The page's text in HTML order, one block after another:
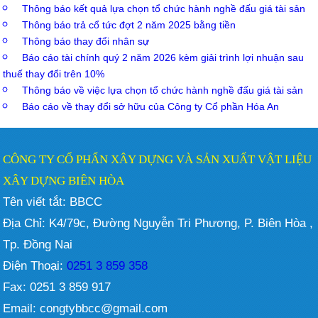
Thông báo kết quả lựa chọn tổ chức hành nghề đấu giá tài sản
Thông báo trả cổ tức đợt 2 năm 2025 bằng tiền
Thông báo thay đổi nhân sự
Báo cáo tài chính quý 2 năm 2026 kèm giải trình lợi nhuận sau
thuế thay đổi trên 10%
Thông báo về việc lựa chọn tổ chức hành nghề đấu giá tài sản
Báo cáo về thay đổi sở hữu của Công ty Cổ phần Hóa An
CÔNG TY CỔ PHẨN XÂY DỰNG VÀ SẢN XUẤT VẬT LIỆU
XÂY DỰNG BIÊN HÒA
Tên viết tắt: BBCC
Địa Chỉ: K4/79c, Đường Nguyễn Tri Phương, P. Biên Hòa ,
Tp. Đồng Nai
Điện Thoại: 0251 3 859 358
Fax: 0251 3 859 917
Email: congtybbcc@gmail.com